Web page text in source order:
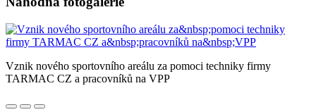
Vznik nového sportovního areálu za pomoci techniky firmy
TARMAC CZ a pracovníků na VPP